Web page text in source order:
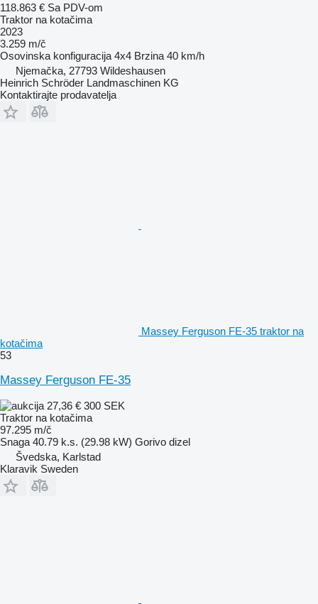
118.863 € Sa PDV-om
Traktor na kotačima
2023
3.259 m/č
Osovinska konfiguracija 4x4 Brzina 40 km/h
Njemačka, 27793 Wildeshausen
Heinrich Schröder Landmaschinen KG
Kontaktirajte prodavatelja
Massey Ferguson FE-35 traktor na
kotačima
53
Massey Ferguson FE-35
27,36 € 300 SEK
Traktor na kotačima
97.295 m/č
Snaga 40.79 k.s. (29.98 kW) Gorivo dizel
Švedska, Karlstad
Klaravik Sweden